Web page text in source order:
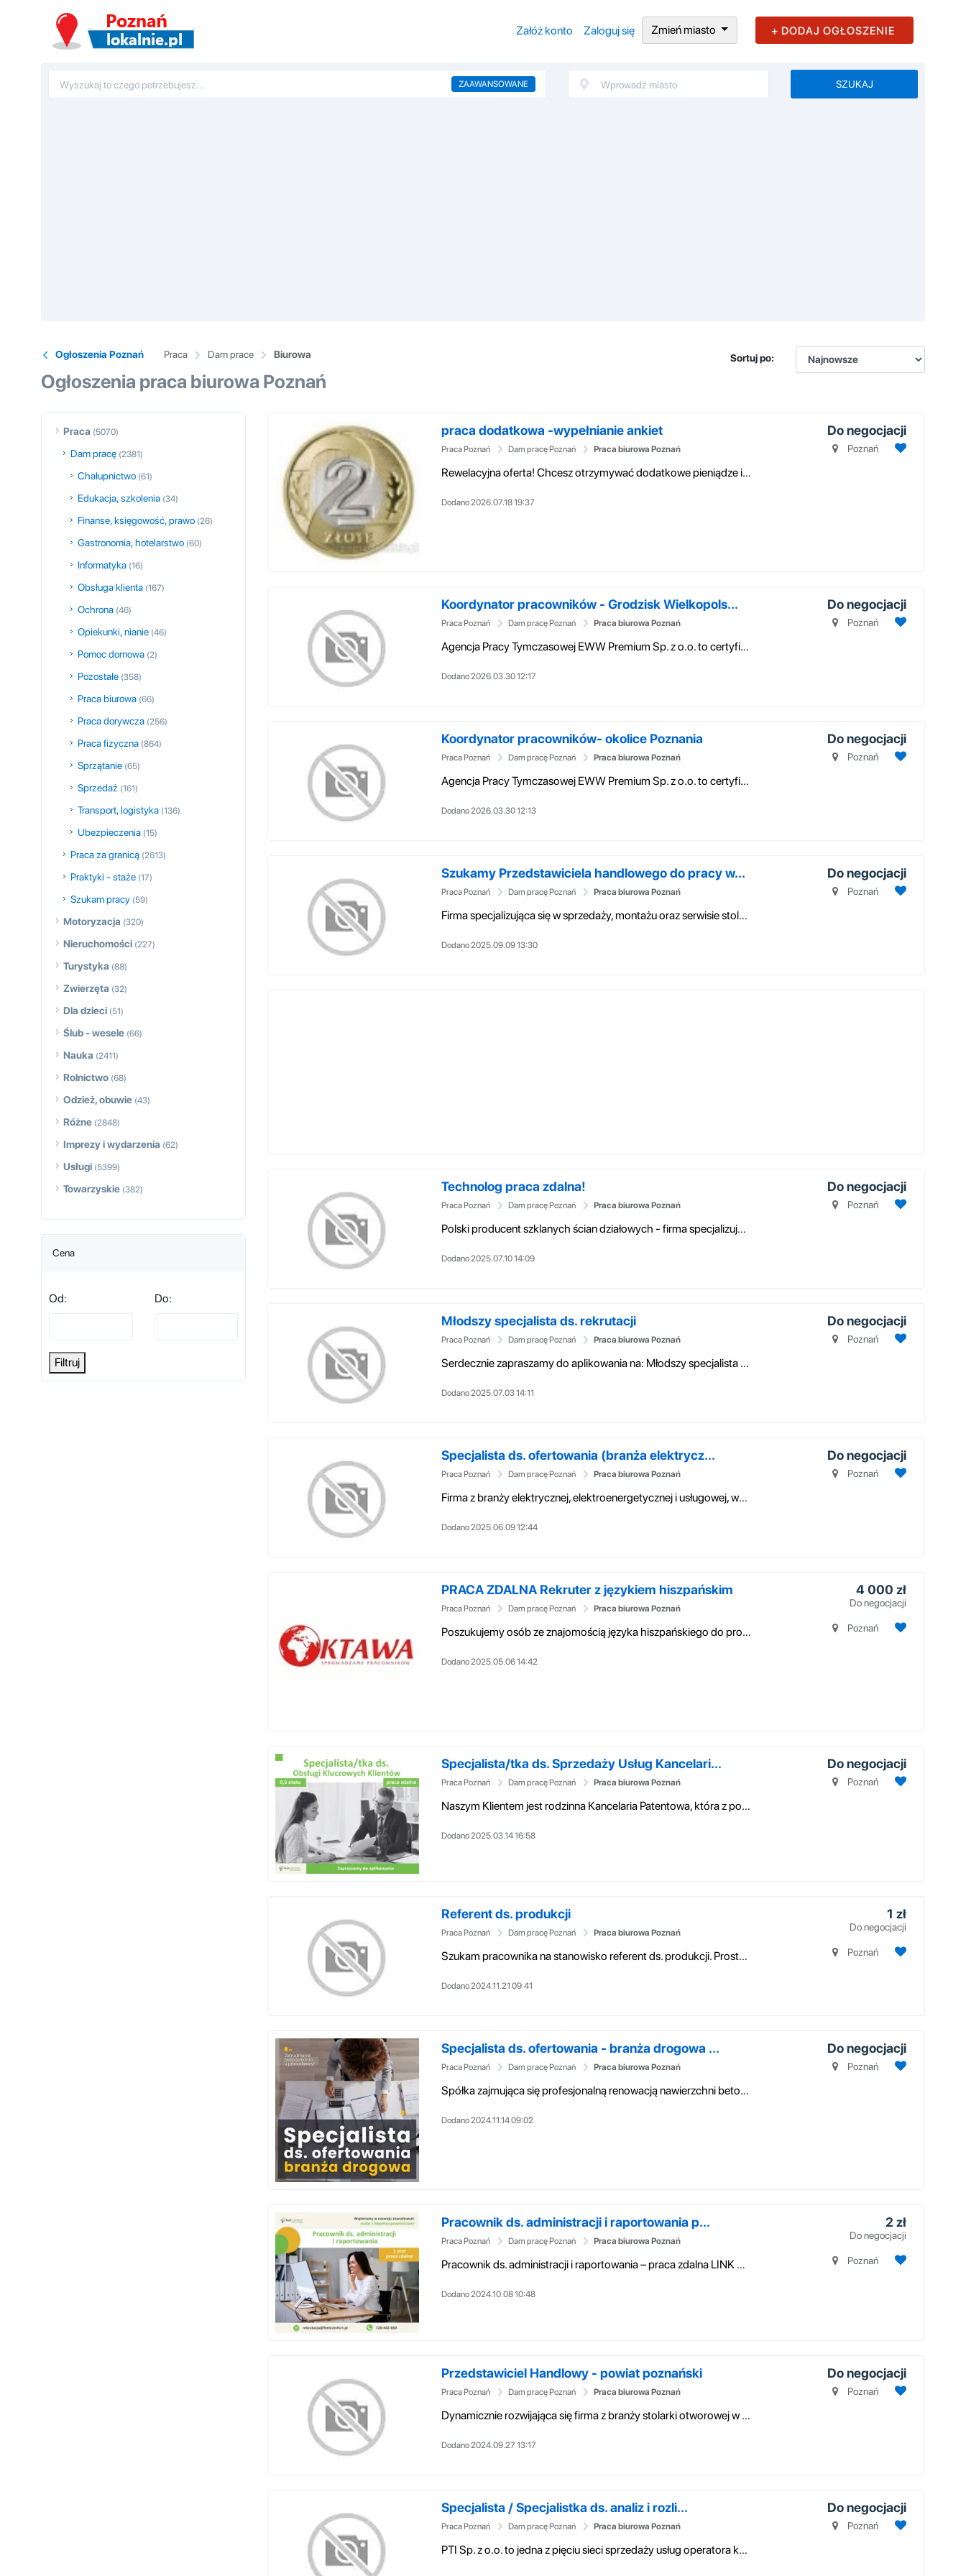
Załóż konto Zaloguj się Zmień miasto + DODAJ OGŁOSZENIE
ZAAWANSOWANE SZUKAJ
Ogłoszenia Poznań Praca Dam prace Biurowa
Ogłoszenia praca biurowa Poznań
Sortuj po:
Praca (5070)
Dam pracę (2381)
Chałupnictwo (61)
Edukacja, szkolenia (34)
Finanse, księgowość, prawo (26)
Gastronomia, hotelarstwo (60)
Informatyka (16)
Obsługa klienta (167)
Ochrona (46)
Opiekunki, nianie (46)
Pomoc domowa (2)
Pozostałe (358)
Praca biurowa (66)
Praca dorywcza (256)
Praca fizyczna (864)
Sprzątanie (65)
Sprzedaż (161)
Transport, logistyka (136)
Ubezpieczenia (15)
Praca za granicą (2613)
Praktyki - staże (17)
Szukam pracy (59)
Motoryzacja (320)
Nieruchomości (227)
Turystyka (88)
Zwierzęta (32)
Dla dzieci (51)
Ślub - wesele (66)
Nauka (2411)
Rolnictwo (68)
Odzież, obuwie (43)
Różne (2848)
Imprezy i wydarzenia (62)
Usługi (5399)
Towarzyskie (382)
Cena
Od: Do:
Filtruj
praca dodatkowa -wypełnianie ankiet
Praca Poznań Dam pracę Poznań Praca biurowa Poznań
Rewelacyjna oferta! Chcesz otrzymywać dodatkowe pieniądze i atrakcyjn...
Dodano 2026.07.18 19:37
Do negocjacji
Poznań
Koordynator pracowników - Grodzisk Wielkopols...
Praca Poznań Dam pracę Poznań Praca biurowa Poznań
Agencja Pracy Tymczasowej EWW Premium Sp. z o.o. to certyfikowana agencj...
Dodano 2026.03.30 12:17
Do negocjacji
Poznań
Koordynator pracowników- okolice Poznania
Praca Poznań Dam pracę Poznań Praca biurowa Poznań
Agencja Pracy Tymczasowej EWW Premium Sp. z o.o. to certyfikowana agencj...
Dodano 2026.03.30 12:13
Do negocjacji
Poznań
Szukamy Przedstawiciela handlowego do pracy w...
Praca Poznań Dam pracę Poznań Praca biurowa Poznań
Firma specjalizująca się w sprzedaży, montażu oraz serwisie stolarki otw...
Dodano 2025.09.09 13:30
Do negocjacji
Poznań
Technolog praca zdalna!
Praca Poznań Dam pracę Poznań Praca biurowa Poznań
Polski producent szklanych ścian działowych - firma specjalizująca się w...
Dodano 2025.07.10 14:09
Do negocjacji
Poznań
Młodszy specjalista ds. rekrutacji
Praca Poznań Dam pracę Poznań Praca biurowa Poznań
Serdecznie zapraszamy do aplikowania na: Młodszy specjalista ds. rekruta...
Dodano 2025.07.03 14:11
Do negocjacji
Poznań
Specjalista ds. ofertowania (branża elektrycz...
Praca Poznań Dam pracę Poznań Praca biurowa Poznań
Firma z branży elektrycznej, elektroenergetycznej i usługowej, wspierają...
Dodano 2025.06.09 12:44
Do negocjacji
Poznań
PRACA ZDALNA Rekruter z językiem hiszpańskim
Praca Poznań Dam pracę Poznań Praca biurowa Poznań
Poszukujemy osób ze znajomością języka hiszpańskiego do prowadzenia proc...
Dodano 2025.05.06 14:42
4 000 zł
Do negocjacji
Poznań
Specjalista/tka ds. Sprzedaży Usług Kancelari...
Praca Poznań Dam pracę Poznań Praca biurowa Poznań
Naszym Klientem jest rodzinna Kancelaria Patentowa, która z powodzeniem ...
Dodano 2025.03.14 16:58
Do negocjacji
Poznań
Referent ds. produkcji
Praca Poznań Dam pracę Poznań Praca biurowa Poznań
Szukam pracownika na stanowisko referent ds. produkcji. Prosta praca b...
Dodano 2024.11.21 09:41
1 zł
Do negocjacji
Poznań
Specjalista ds. ofertowania - branża drogowa ...
Praca Poznań Dam pracę Poznań Praca biurowa Poznań
Spółka zajmująca się profesjonalną renowacją nawierzchni betonowych i as...
Dodano 2024.11.14 09:02
Do negocjacji
Poznań
Pracownik ds. administracji i raportowania p...
Praca Poznań Dam pracę Poznań Praca biurowa Poznań
Pracownik ds. administracji i raportowania – praca zdalna LINK DO APLIK...
Dodano 2024.10.08 10:48
2 zł
Do negocjacji
Poznań
Przedstawiciel Handlowy - powiat poznański
Praca Poznań Dam pracę Poznań Praca biurowa Poznań
Dynamicznie rozwijająca się firma z branży stolarki otworowej w budownic...
Dodano 2024.09.27 13:17
Do negocjacji
Poznań
Specjalista / Specjalistka ds. analiz i rozli...
Praca Poznań Dam pracę Poznań Praca biurowa Poznań
PTI Sp. z o.o. to jedna z pięciu sieci sprzedaży usług operatora komórko...
Do negocjacji
Poznań